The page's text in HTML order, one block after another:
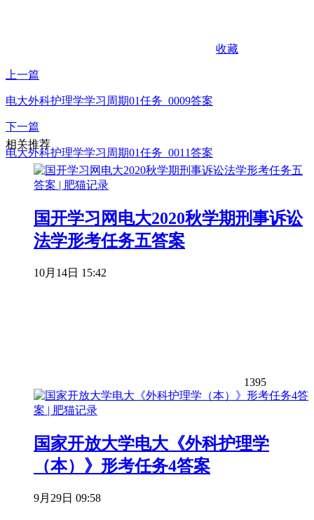
收藏
上一篇
电大外科护理学学习周期01任务_0009答案
下一篇
电大外科护理学学习周期01任务_0011答案
相关推荐
国开学习网电大2020秋学期刑事诉讼
法学形考任务五答案
10月14日 15:42
1395
国家开放大学电大《外科护理学
（本）》形考任务4答案
9月29日 09:58